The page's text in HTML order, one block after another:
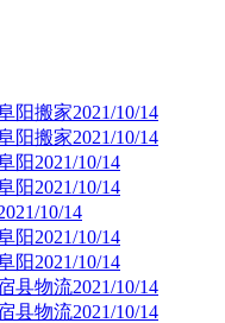
阳搬家2021/10/14
阳搬家2021/10/14
阳2021/10/14
阳2021/10/14
10/14
阳2021/10/14
阳2021/10/14
县物流2021/10/14
县物流2021/10/14